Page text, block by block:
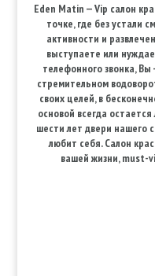
Eden Matin — Vip салон
точке, где без устали
активности и
выступаете или
телефонного звонка,
стремительном
своих целей, в
основой всегда
шести лет двери нашего
любит себя. Салон
вашей жизни, must-